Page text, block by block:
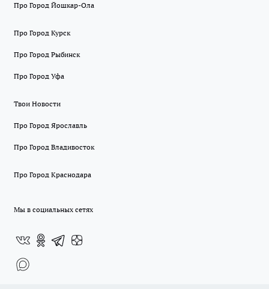
Про Город Йошкар-Ола
Про Город Курск
Про Город Рыбинск
Про Город Уфа
Твои Новости
Про Город Ярославль
Про Город Владивосток
Про Город Краснодара
Мы в социальных сетях